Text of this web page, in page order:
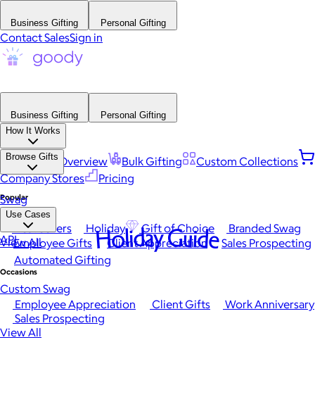
Business Gifting Personal Gifting
Contact SalesSign in
Business Gifting
Personal Gifting
How It Works
Platform Overview Bulk Gifting
Custom Collections
Company Stores
Pricing
Browse Gifts
Popular
Best Sellers Holiday Gift of Choice
Branded Swag
View All
Occasions
Employee Appreciation Client Gifts
Work Anniversary
Sales Prospecting
View All
Swag
Use Cases
Employee Gifts Client Appreciation
Sales Prospecting
Automated Gifting
Custom Swag
API Holiday Guide